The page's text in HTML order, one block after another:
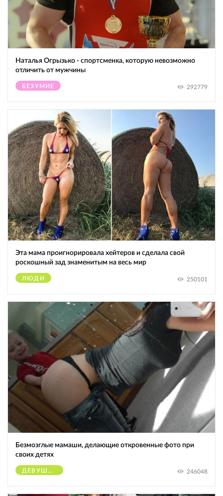
Наталья Огрызько - спортсменка, которую невозможно
отличить от мужчины
БЕЗУМИЕ 292779
Эта мама проигнорировала хейтеров и сделала свой
роскошный зад знаменитым на весь мир
ЛЮДИ 250101
Безмозглые мамаши, делающие откровенные фото при
своих детях
ДЕВУШКИ 246048